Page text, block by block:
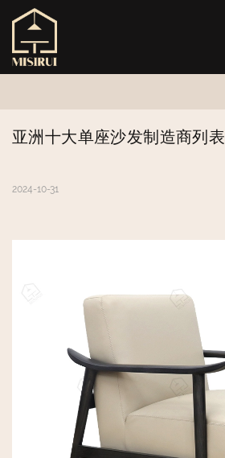
亚洲十大单座沙发制造商列表
2024-10-31